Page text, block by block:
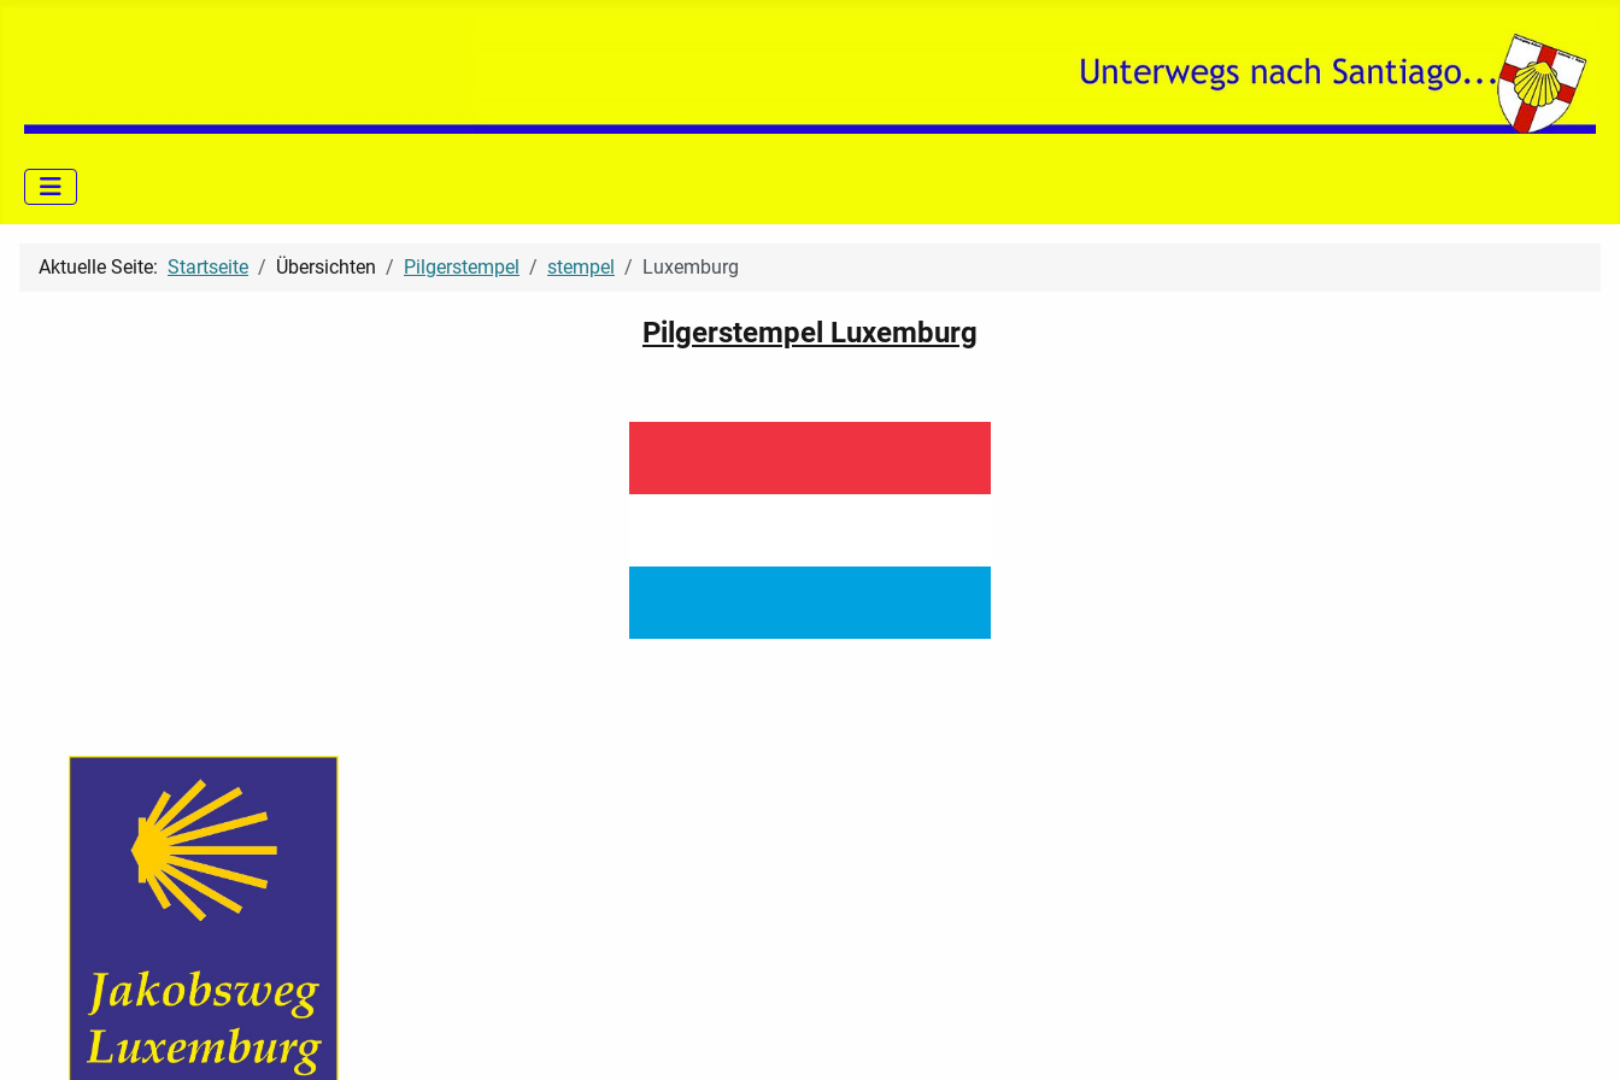
Aktuelle Seite: Startseite Übersichten Pilgerstempel stempel Luxemburg
Pilgerstempel Luxemburg